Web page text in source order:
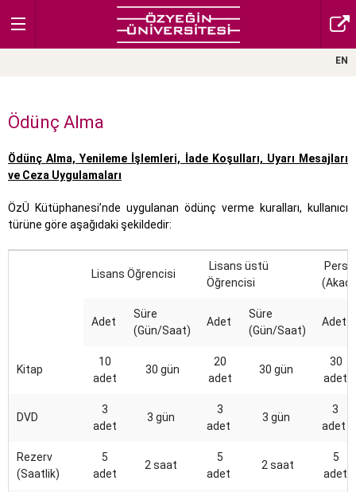
EN
Ödünç Alma
Ödünç Alma, Yenileme İşlemleri, İade Koşulları, Uyarı Mesajları
ve Ceza Uygulamaları
ÖzÜ Kütüphanesi’nde uygulanan ödünç verme kuralları, kullanıcı
türüne göre aşağıdaki şekildedir:
Lisans Öğrencisi
Lisans üstü
Öğrencisi
Adet
Süre
(Gün/Saat)
Adet
Süre
(Gün/Saat)
Adet
Kitap
10
adet
30 gün
20
adet
30 gün
30
adet
DVD
3
adet
3 gün
3
adet
3 gün
3
adet
Rezerv
(Saatlik)
5
adet
2 saat
5
adet
2 saat
5
adet